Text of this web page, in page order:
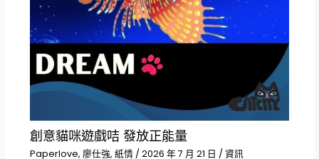
創意貓咪遊戲咭 發放正能量
Paperlove, 廖仕強, 紙情/ 2026 年 7 月 21 日 / 資訊